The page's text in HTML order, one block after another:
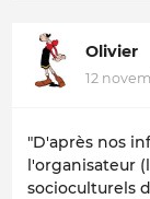
Olivier
12
"D'après nos
l'organisateur
socioculturels